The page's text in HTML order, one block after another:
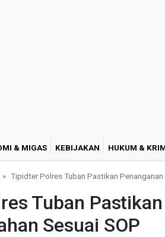
& MIGAS KEBIJAKAN HUKUM &
Tipidter Polres Tuban Pastikan Penanganan
Tuban
Sesuai SOP